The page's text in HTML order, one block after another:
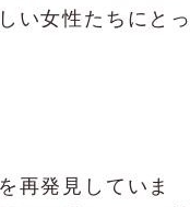
い女性たちにとっ
再発見していま